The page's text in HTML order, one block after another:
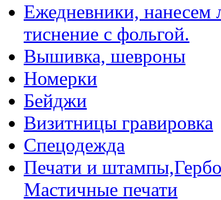
Ежедневники, нанесем
тиснение с фольгой.
Вышивка, шевроны
Номерки
Бейджи
Визитницы гравировка
Спецодежда
Печати и
Мастичные печати